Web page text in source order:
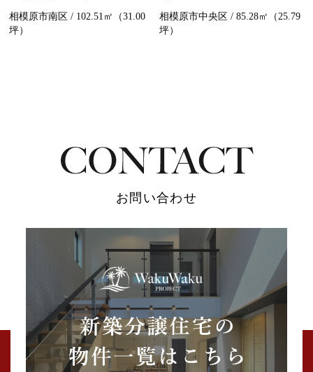
相模原市南区 / 102.51㎡（31.00
坪）
相模原市中央区 / 85.28㎡（25.79
坪）
お問い合わせ